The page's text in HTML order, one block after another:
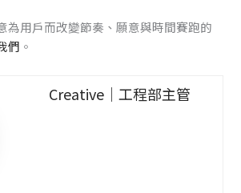
為用戶而改變節奏、願意與時間賽跑的
們 。
Creative｜工程部主管